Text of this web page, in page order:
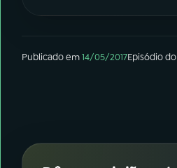
Publicado em14/05/2017Episódio